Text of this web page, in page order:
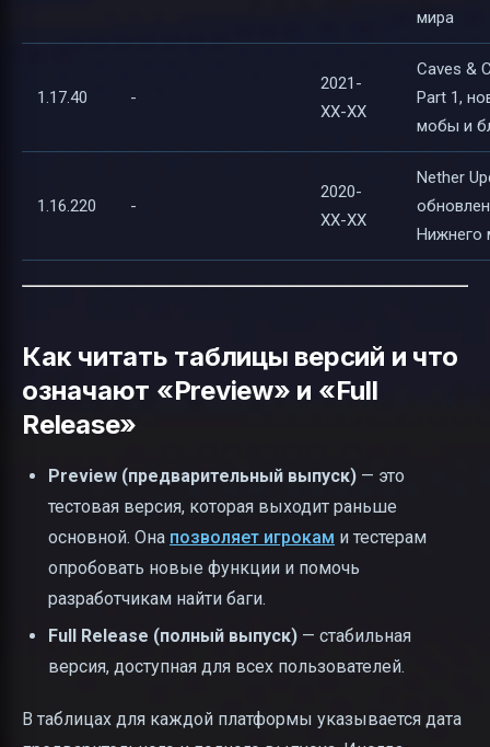
мира
1.17.40 -
2021-
XX-XX
Caves &
Part 1,
мобы и
1.16.220 -
2020-
XX-XX
Nether
Нижнего
Как читать таблицы версий и что
означают «Preview» и «Full
Release»
Preview (предварительный выпуск) — это
тестовая версия, которая выходит раньше
основной. Она позволяет игрокам и тестерам
опробовать новые функции и помочь
разработчикам найти баги.
Full Release (полный выпуск) — стабильная
версия, доступная для всех пользователей.
В таблицах для каждой платформы указывается дата